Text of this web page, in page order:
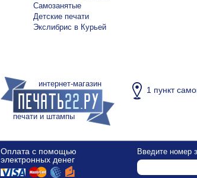
Самозанятые
Детские печати
Экслибрис в Курьей
интернет-магазин
печати и штампы
1 пункт
Оплата с помощью
электронных денег
Введите номер